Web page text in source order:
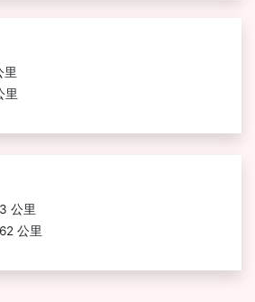
里
里
公里
公里